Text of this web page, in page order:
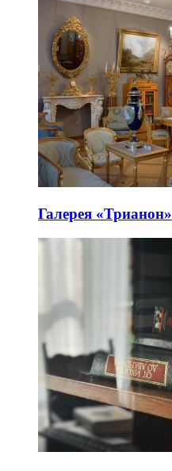
Галерея «Трианон»